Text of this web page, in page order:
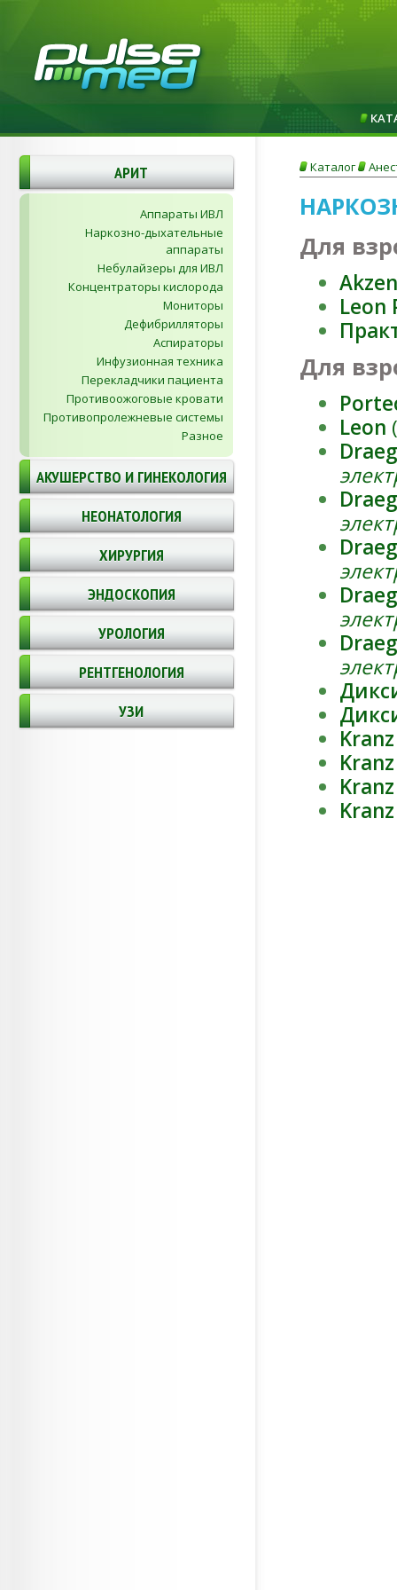
Каталог
Для
Leon
Для
Leon
АРИТ
Аппараты ИВЛ
Наркозно-дыхательные
аппараты
Небулайзеры для ИВЛ
Концентраторы кислорода
Мониторы
Дефибрилляторы
Аспираторы
Инфузионная техника
Перекладчики пациента
Противоожоговые кровати
Противопролежневые системы
Разное
АКУШЕРСТВО И ГИНЕКОЛОГИЯ
НЕОНАТОЛОГИЯ
ХИРУРГИЯ
ЭНДОСКОПИЯ
УРОЛОГИЯ
РЕНТГЕНОЛОГИЯ
УЗИ